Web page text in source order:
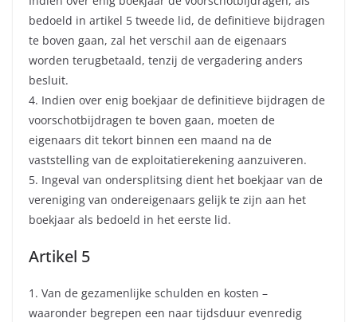
bedoeld in artikel 5 tweede lid, de definitieve bijdragen
te boven gaan, zal het verschil aan de eigenaars
worden terugbetaald, tenzij de vergadering anders
besluit.
4. Indien over enig boekjaar de definitieve bijdragen de
voorschotbijdragen te boven gaan, moeten de
eigenaars dit tekort binnen een maand na de
vaststelling van de exploitatierekening aanzuiveren.
5. Ingeval van ondersplitsing dient het boekjaar van de
vereniging van ondereigenaars gelijk te zijn aan het
boekjaar als bedoeld in het eerste lid.
Artikel 5
1. Van de gezamenlijke schulden en kosten –
waaronder begrepen een naar tijdsduur evenredig